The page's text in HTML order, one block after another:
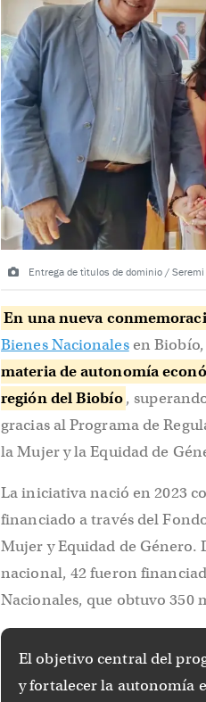
Entrega de tìtulos de dominio /
En una nueva
Bienes Nacionalesen Biobío,
materia de autonomía
región del Biobío ,
gracias al Programa de
la Mujer y la Equidad de
La iniciativa nació en 2023
financiado a través del
Mujer y Equidad de Género.
nacional, 42 fueron
Nacionales, que obtuvo 350
El objetivo central del
y fortalecer la autonomía